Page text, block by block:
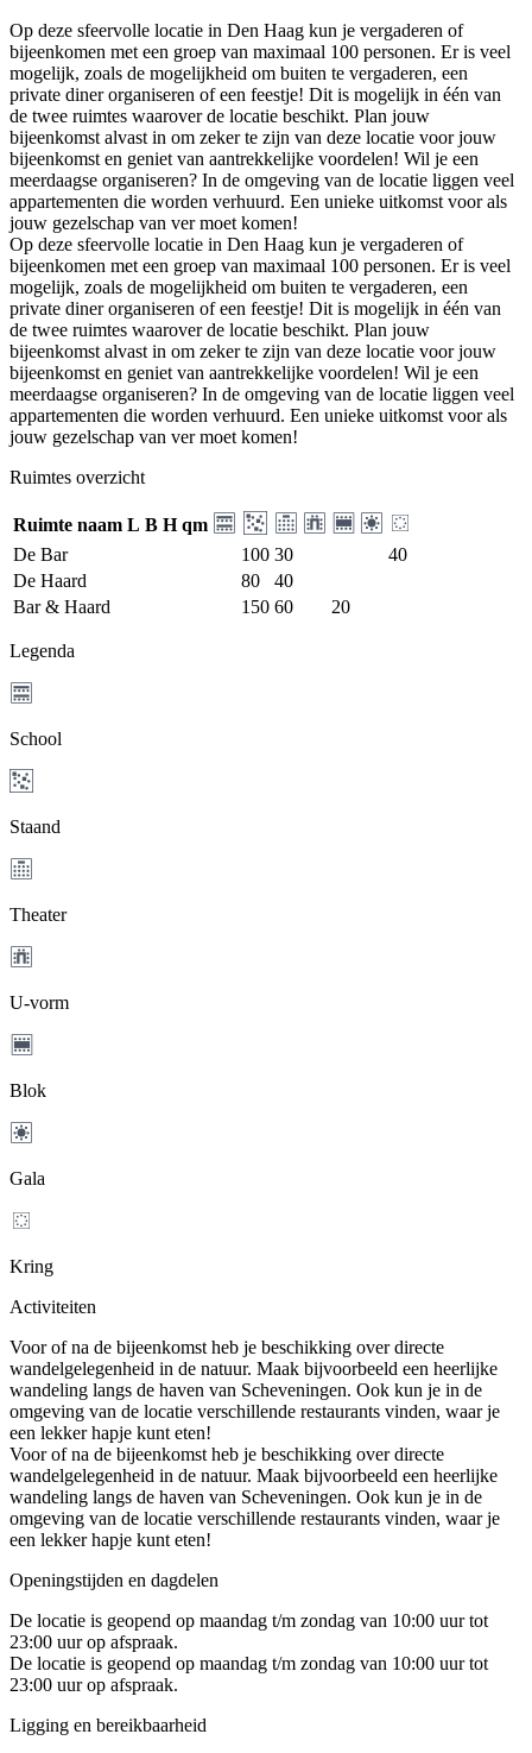
Op deze sfeervolle locatie in Den Haag kun je vergaderen of
bijeenkomen met een groep van maximaal 100 personen. Er is veel
mogelijk, zoals de mogelijkheid om buiten te vergaderen, een
private diner organiseren of een feestje! Dit is mogelijk in één van
de twee ruimtes waarover de locatie beschikt. Plan jouw
bijeenkomst alvast in om zeker te zijn van deze locatie voor jouw
bijeenkomst en geniet van aantrekkelijke voordelen! Wil je een
meerdaagse organiseren? In de omgeving van de locatie liggen veel
appartementen die worden verhuurd. Een unieke uitkomst voor als
jouw gezelschap van ver moet komen!
Op deze sfeervolle locatie in Den Haag kun je vergaderen of
bijeenkomen met een groep van maximaal 100 personen. Er is veel
mogelijk, zoals de mogelijkheid om buiten te vergaderen, een
private diner organiseren of een feestje! Dit is mogelijk in één van
de twee ruimtes waarover de locatie beschikt. Plan jouw
bijeenkomst alvast in om zeker te zijn van deze locatie voor jouw
bijeenkomst en geniet van aantrekkelijke voordelen! Wil je een
meerdaagse organiseren? In de omgeving van de locatie liggen veel
appartementen die worden verhuurd. Een unieke uitkomst voor als
jouw gezelschap van ver moet komen!
Ruimtes overzicht
Ruimte naam L B H qm
De Bar
100 30
40
De Haard
80
40
Bar & Haard
150 60 20
Legenda
School
Staand
Theater
U-vorm
Blok
Gala
Kring
Activiteiten
Voor of na de bijeenkomst heb je beschikking over directe
wandelgelegenheid in de natuur. Maak bijvoorbeeld een heerlijke
wandeling langs de haven van Scheveningen. Ook kun je in de
omgeving van de locatie verschillende restaurants vinden, waar je
een lekker hapje kunt eten!
Voor of na de bijeenkomst heb je beschikking over directe
wandelgelegenheid in de natuur. Maak bijvoorbeeld een heerlijke
wandeling langs de haven van Scheveningen. Ook kun je in de
omgeving van de locatie verschillende restaurants vinden, waar je
een lekker hapje kunt eten!
Openingstijden en dagdelen
De locatie is geopend op maandag t/m zondag van 10:00 uur tot
23:00 uur op afspraak.
De locatie is geopend op maandag t/m zondag van 10:00 uur tot
23:00 uur op afspraak.
Ligging en bereikbaarheid